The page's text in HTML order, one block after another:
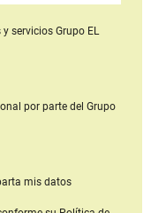
y serviciosGrupo EL
por parte del Grupo
mis datos